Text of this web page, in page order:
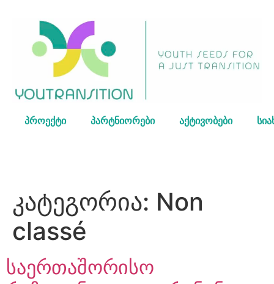
პროექტი პარტნიორები აქტივობები
კატეგორია: Non
classé
საერთაშორისო